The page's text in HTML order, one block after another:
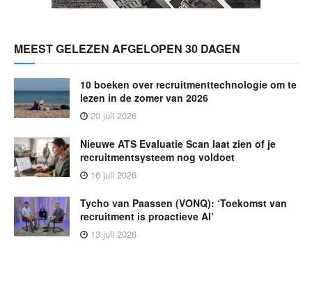
MEEST GELEZEN AFGELOPEN 30 DAGEN
10 boeken over recruitmenttechnologie om te
lezen in de zomer van 2026
20 juli 2026
Nieuwe ATS Evaluatie Scan laat zien of je
recruitmentsysteem nog voldoet
16 juli 2026
Tycho van Paassen (VONQ): ‘Toekomst van
recruitment is proactieve AI’
13 juli 2026